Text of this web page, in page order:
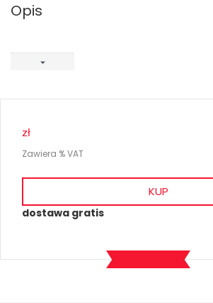
Opis
zł
Zawiera % VAT
KUP
dostawa gratis